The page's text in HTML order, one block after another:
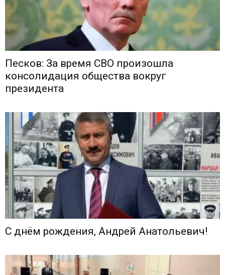
Песков: За время СВО произошла
консолидация общества вокруг
президента
С днём рождения, Андрей Анатольевич!